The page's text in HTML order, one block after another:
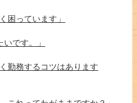
困っています」
です。」
勤務するコツはあります